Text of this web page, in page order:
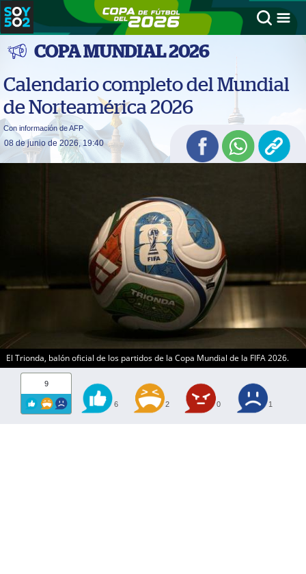
COPA MUNDIAL 2026
Calendario completo del Mundial
de Norteamérica 2026
Con información de AFP
08 de junio de 2026, 19:40
El Trionda, balón oficial de los partidos de la Copa Mundial de la FIFA 2026.
9
6 2 0 1